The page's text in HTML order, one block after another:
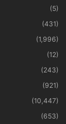
(5)
(431)
(1,996)
(12)
(243)
(921)
(10,447)
(653)